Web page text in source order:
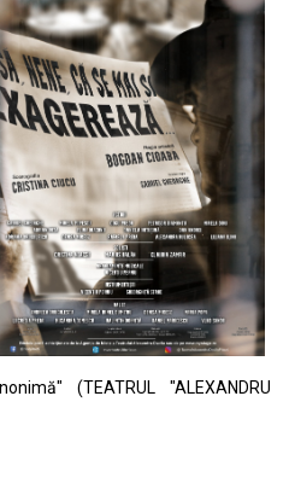
(TEATRUL "ALEXANDRU